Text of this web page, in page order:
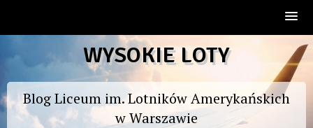
to
WYSOKIE LOTY
Blog Liceum im. Lotników Amerykańskich
w Warszawie